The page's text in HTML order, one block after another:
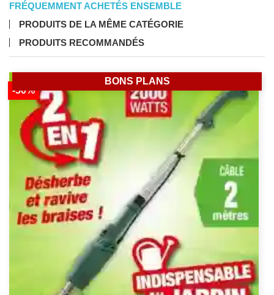
FRÉQUEMMENT ACHETÉS ENSEMBLE
PRODUITS DE LA MÊME CATÉGORIE
PRODUITS RECOMMANDÉS
-50%
BONS PLANS